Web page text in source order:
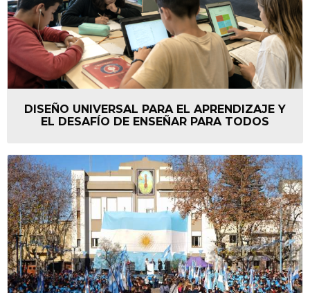
DISEÑO UNIVERSAL PARA EL APRENDIZAJE Y
EL DESAFÍO DE ENSEÑAR PARA TODOS